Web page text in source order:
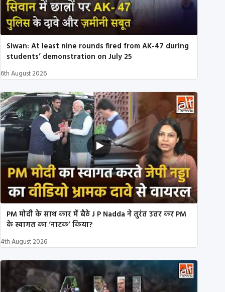
Siwan: At least nine rounds fired from AK-47 during
students’ demonstration on July 25
6th August 2026
PM मोदी के साथ कार में बैठे J P Nadda ने तुरंत उतर कर PM
के स्वागत का ‘नाटक’ किया?
4th August 2026